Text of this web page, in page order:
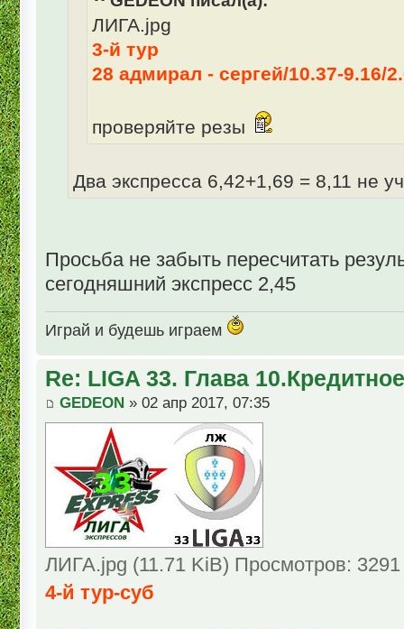
ЛИГА.jpg
3-й тур
28 адмирал - сергей/10.37-9.16/
проверяйте резы
Два экспресса 6,42+1,69 = 8,11 не
Просьба не забыть пересчитать
сегодняшний экспресс 2,45
Играй и будешь играем
Re: LIGA 33. Глава
GEDEON » 02 апр 2017, 07:35
ЛИГА.jpg (11.71 KiB) Просмотров: 3291
4-й тур-суб